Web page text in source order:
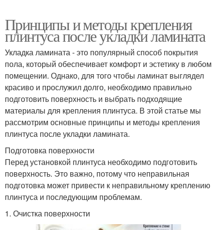
Принципы и методы крепления
плинтуса после укладки ламината
Укладка ламината - это популярный способ покрытия
пола, который обеспечивает комфорт и эстетику в любом
помещении. Однако, для того чтобы ламинат выглядел
красиво и прослужил долго, необходимо правильно
подготовить поверхность и выбрать подходящие
материалы для крепления плинтуса. В этой статье мы
рассмотрим основные принципы и методы крепления
плинтуса после укладки ламината.
Подготовка поверхности
Перед установкой плинтуса необходимо подготовить
поверхность. Это важно, потому что неправильная
подготовка может привести к неправильному креплению
плинтуса и последующим проблемам.
1. Очистка поверхности